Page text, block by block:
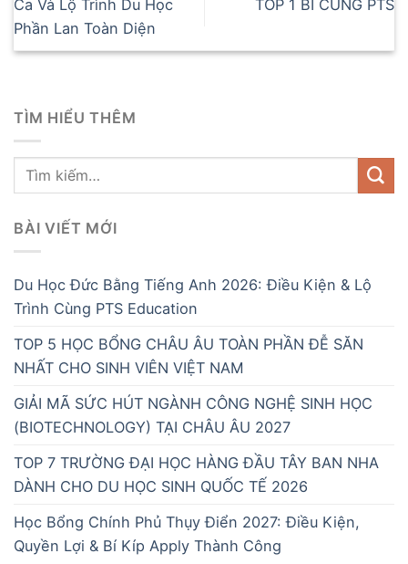
Ca Và Lộ Trình Du Học
Phần Lan Toàn Diện
TOP 1 BỈ CÙNG PTS
TÌM HIỂU THÊM
BÀI VIẾT MỚI
Du Học Đức Bằng Tiếng Anh 2026: Điều Kiện & Lộ
Trình Cùng PTS Education
TOP 5 HỌC BỔNG CHÂU ÂU TOÀN PHẦN ĐỄ SĂN
NHẤT CHO SINH VIÊN VIỆT NAM
GIẢI MÃ SỨC HÚT NGÀNH CÔNG NGHỆ SINH HỌC
(BIOTECHNOLOGY) TẠI CHÂU ÂU 2027
TOP 7 TRƯỜNG ĐẠI HỌC HÀNG ĐẦU TÂY BAN NHA
DÀNH CHO DU HỌC SINH QUỐC TẾ 2026
Học Bổng Chính Phủ Thụy Điển 2027: Điều Kiện,
Quyền Lợi & Bí Kíp Apply Thành Công